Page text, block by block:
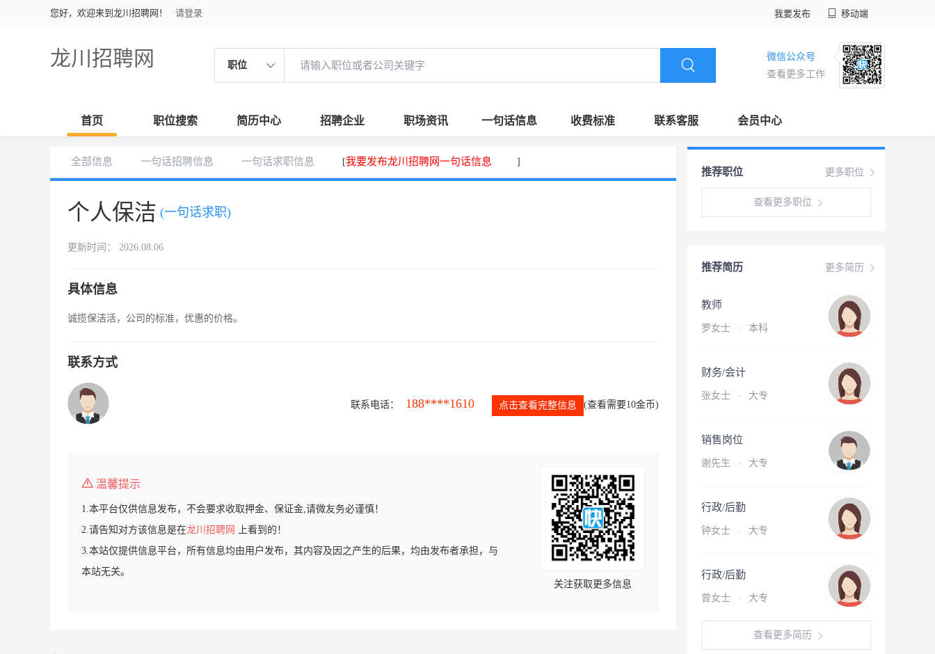
您好，欢迎来到龙川招聘网！ 请登录 我要发布 移动端
龙川招聘网 职位
微信公众号
查看更多工作
首页 职位搜索 简历中心 招聘企业 职场资讯 一句话信息 收费标准 联系客服 会员中心
全部信息 一句话招聘信息 一句话求职信息 [我要发布龙川招聘网一句话信息 ]
个人保洁 (一句话求职)
更新时间： 2026.08.06
具体信息
诚揽保洁活，公司的标准，优惠的价格。
联系方式
联系电话： 188****1610 点击查看完整信息 (查看需要10金币)
温馨提示
1.本平台仅供信息发布，不会要求收取押金、保证金,请微友务必谨慎！
2.请告知对方该信息是在龙川招聘网
上看到的！
3.本站仅提供信息平台，所有信息均由用户发布，其内容及因之产生的后果，均由发布者承担，与
本站无关。
关注获取更多信息
更多职位
推荐职位
查看更多职位
更多简历
推荐简历
教师
罗女士 · 本科
财务/会计
张女士 · 大专
销售岗位
谢先生 · 大专
行政/后勤
钟女士 · 大专
行政/后勤
曾女士 · 大专
查看更多简历